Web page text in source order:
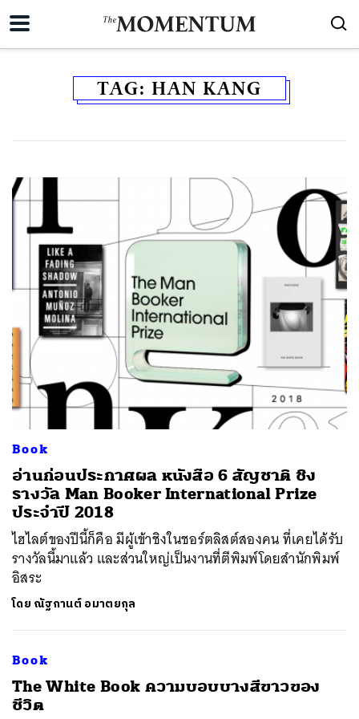
TAG: HAN KANG
Book
อ่านก่อนประกาศผล หนังสือ 6 สัญชาติ ชิง
รางวัล Man Booker International Prize
ประจำปี 2018
ไฮไลต์ของปีนี้ก็คือ มีผู้เข้าชิงในชอร์ตลิสต์สองคน ที่เคยได้รับ
รางวัลนี้มาแล้ว และส่วนใหญ่เป็นงานที่ตีพิมพ์โดยสำนักพิมพ์
อิสระ
โดย ณัฐกานต์ อมาตยกุล
Book
​The White Book ความบอบบางสีขาวของ
ชีวิต
ค้นหา
SHARE